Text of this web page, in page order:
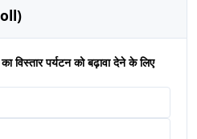
विस्तार पर्यटन को बढ़ावा देने के लिए